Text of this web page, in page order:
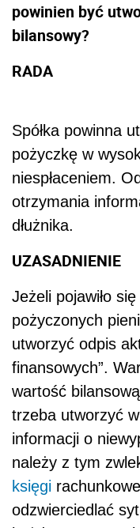
powinien być
bilansowy?
RADA
Spółka powinna
pożyczkę w
niespłaceniem.
otrzymania
dłużnika.
UZASADNIENIE
Jeżeli pojawiło
pożyczonych
utworzyć odpis
finansowych”.
wartość
trzeba utworzyć
informacji o
należy z tym
księgi
odzwierciedlać